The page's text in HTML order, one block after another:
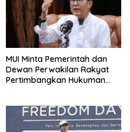
MUI Minta Pemerintah dan
Dewan Perwakilan Rakyat
Pertimbangkan Hukuman